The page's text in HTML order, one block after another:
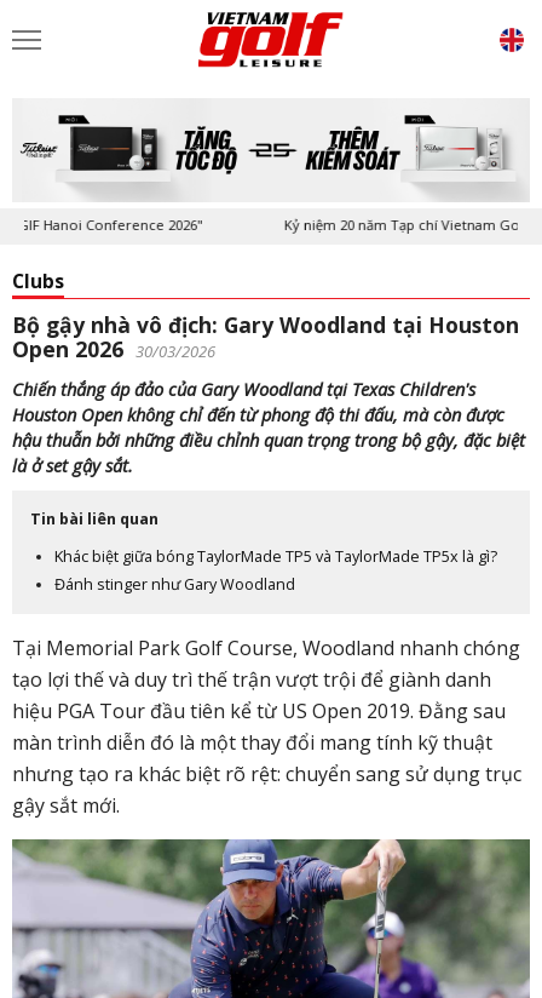
Hanoi Conference 2026" Kỷ niệm 20 năm Tạp chí Vietnam Golf &
Clubs
Bộ gậy nhà vô địch: Gary Woodland tại Houston
Open 2026 30/03/2026
Chiến thắng áp đảo của Gary Woodland tại Texas Children's
Houston Open không chỉ đến từ phong độ thi đấu, mà còn được
hậu thuẫn bởi những điều chỉnh quan trọng trong bộ gậy, đặc biệt
là ở set gậy sắt.
Tin bài liên quan
Khác biệt giữa bóng TaylorMade TP5 và TaylorMade TP5x là gì?
Đánh stinger như Gary Woodland
Tại Memorial Park Golf Course, Woodland nhanh chóng
tạo lợi thế và duy trì thế trận vượt trội để giành danh
hiệu PGA Tour đầu tiên kể từ US Open 2019. Đằng sau
màn trình diễn đó là một thay đổi mang tính kỹ thuật
nhưng tạo ra khác biệt rõ rệt: chuyển sang sử dụng trục
gậy sắt mới.